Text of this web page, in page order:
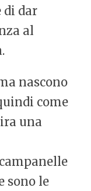
di dar
al
nascono
come
una
sono le